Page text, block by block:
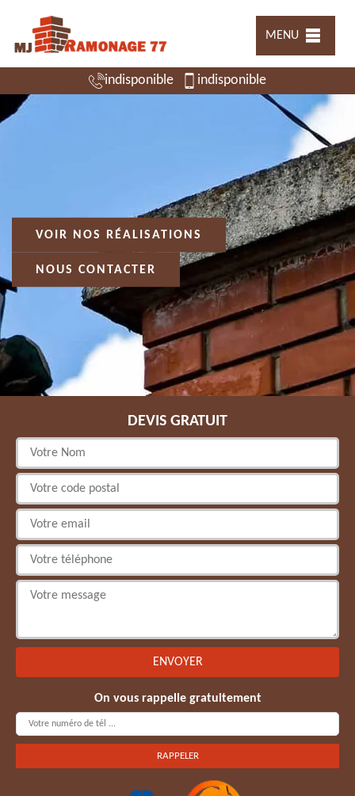
MENU
indisponible indisponible
VOIR NOS RÉALISATIONS
NOUS CONTACTER
DEVIS GRATUIT
On vous rappelle gratuitement